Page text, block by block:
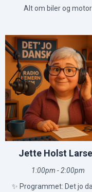
Alt om biler og motor
Jette Holst
1:00pm - 2:00pm
✨ Programmet: Det jo